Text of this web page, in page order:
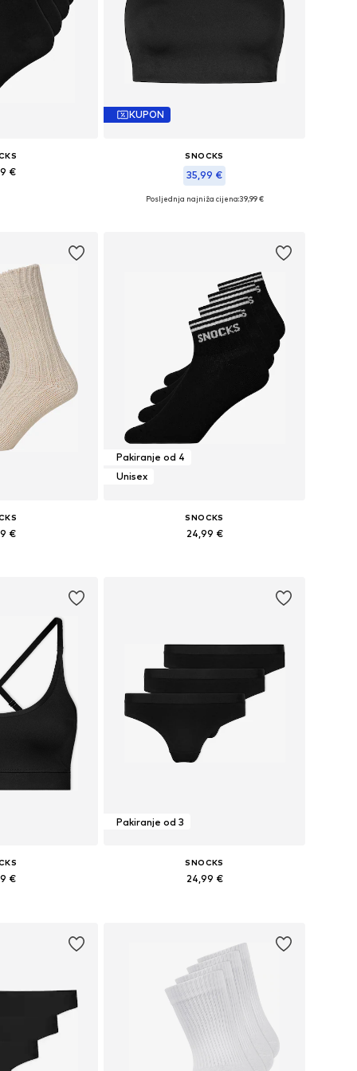
€
KUPON
SNOCKS
35,99 €
Dostupne veličine: M, L
Posljednja najniža cijena:39,99 €
€
Pakiranje od 4
Unisex
SNOCKS
24,99 €
€
Pakiranje od 3
SNOCKS
24,99 €